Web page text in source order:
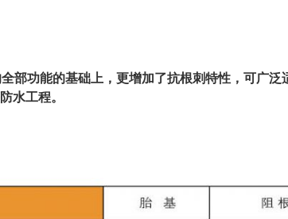
功能的基础上，更增加了抗根刺特性，可广泛
水工程。